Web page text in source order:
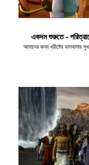
একদম শুরুতে -